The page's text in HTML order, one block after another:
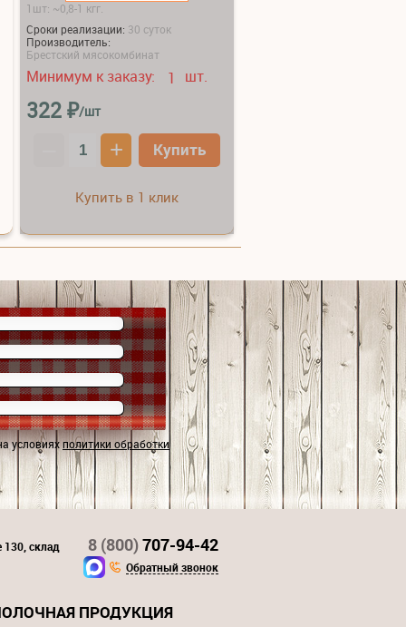
1шт: ~0,8-1 кгг.
Сроки реализации: 30 суток
Производитель:
Брестский мясокомбинат
Минимум к заказу: 1 шт.
322₽/шт
+ Купить
Купить в 1 клик
условияхполитики обработки
130, склад 8 (800)707-94-42
Обратный звонок
ПРОДУКЦИЯ